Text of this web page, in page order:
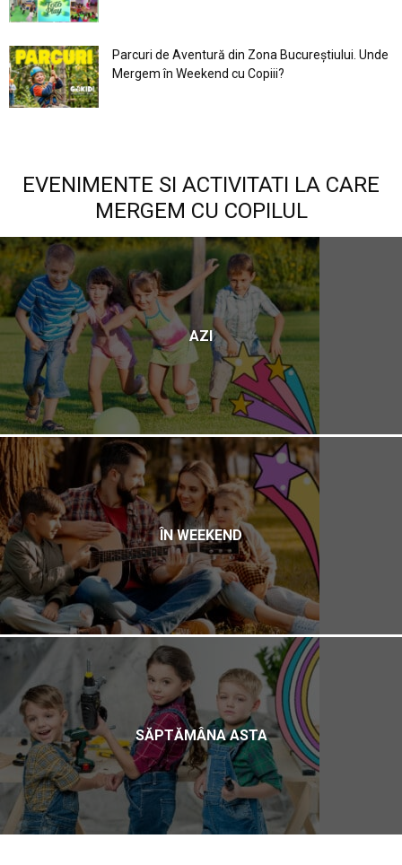
Parcuri de Aventură din Zona Bucureştiului. Unde
Mergem în Weekend cu Copiii?
EVENIMENTE SI ACTIVITATI LA CARE
MERGEM CU COPILUL
AZI
ÎN WEEKEND
SĂPTĂMÂNA ASTA